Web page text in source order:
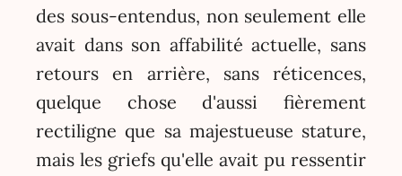
des sous-entendus, non seulement elle
avait dans son affabilité actuelle, sans
retours en arrière, sans réticences,
quelque chose d'aussi fièrement
rectiligne que sa majestueuse stature,
mais les griefs qu'elle avait pu ressentir